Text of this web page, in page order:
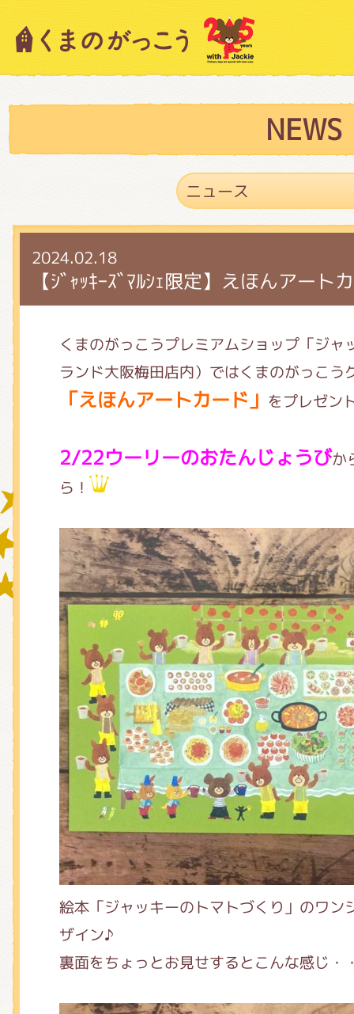
NEWS
2024.02.18
【ｼﾞｬｯｷｰｽﾞﾏﾙｼｪ限定】えほんアート
くまのがっこうプレミアムショップ「ジャ
ランド大阪梅田店内）ではくまのがっこう
「えほんアートカード」 をプレゼン
2/22ウーリーのおたんじょうびか
ら！
絵本「ジャッキーのトマトづくり 」のワン
ザイン♪
裏面をちょっとお見せするとこんな感じ・
キャラクター紹介
スタッフブログ
絵本・作家紹介
ショップインフォメーション
グッズインフォメーション
ミュージカル・コンサート
おたのしみコンテンツ(クイズ・
チア ジャッキーズ！
くまのがっこう しょくいんしつ
くまのがっこう 家庭科部